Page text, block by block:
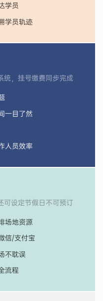
学员
学员轨迹
统，挂号缴费同步完成
一目了然
人员效率
可设定节假日不可预订
场地资源
信/支付宝
不耽误
流程